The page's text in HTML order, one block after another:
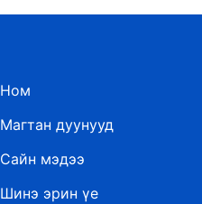
Ном
Магтан дуунууд
Сайн мэдээ
Шинэ эрин үе